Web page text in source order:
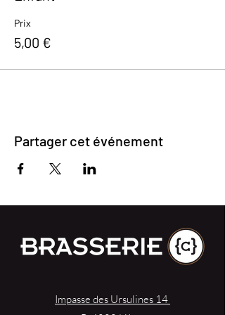
Prix
5,00 €
Partager cet événement
Impasse des Ursulines 14